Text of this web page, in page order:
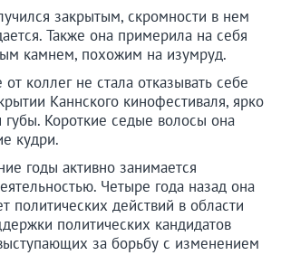
закрытым, скромности в нем
Также она примерила на себя
камнем, похожим на изумруд.
коллег не стала отказывать себе
Каннского кинофестиваля, ярко
губы. Короткие седые волосы она
кудри.
годы активно занимается
Четыре года назад она
политических действий в области
политических кандидатов
за борьбу с изменением